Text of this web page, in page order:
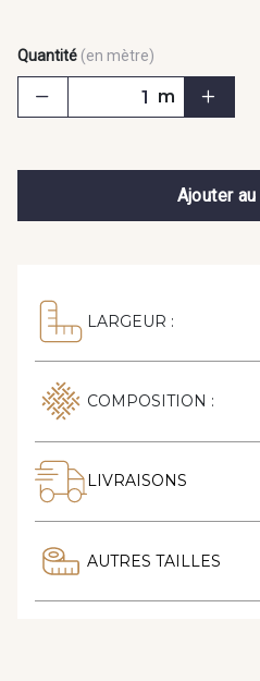
Quantité (en mètre)
m
Ajouter
LARGEUR :
COMPOSITION :
LIVRAISONS
AUTRES TAILLES